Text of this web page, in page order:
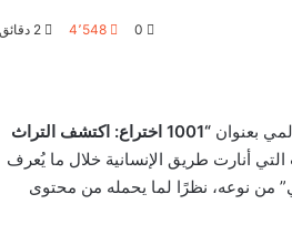
0 4٬548
بعنوان
“1001 اختراع: اكتشف التراث
أنارت طريق الإنسانية خلال ما يُعرف
من نوعه، نظرًا لما يحمله من محتوى